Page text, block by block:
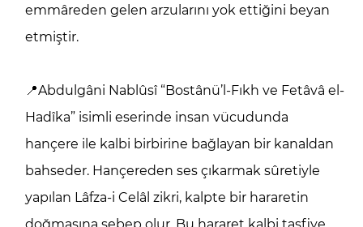
emmâreden gelen arzularını yok ettiğini beyan
etmiştir.
📍Abdulgâni Nablûsî “Bostânü’l-Fıkh ve Fetâvâ el-
Hadîka” isimli eserinde insan vücudunda
hançere ile kalbi birbirine bağlayan bir kanaldan
bahseder. Hançereden ses çıkarmak sûretiyle
yapılan Lâfza-i Celâl zikri, kalpte bir hararetin